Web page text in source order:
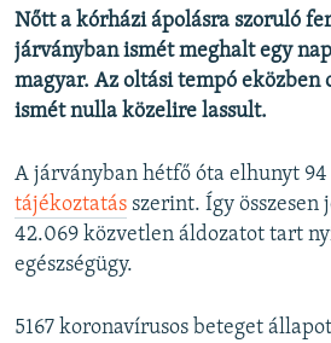
Valamennyi RFE/RL weboldal
Nőtt a kórházi ápolásra szoruló
járványban ismét meghalt egy
magyar. Az oltási tempó eközben
ismét nulla közelire lassult.
A járványban hétfő óta elhunyt
tájékoztatás szerint. Így összesen
42.069 közvetlen áldozatot tart
egészségügy.
5167 koronavírusos beteget